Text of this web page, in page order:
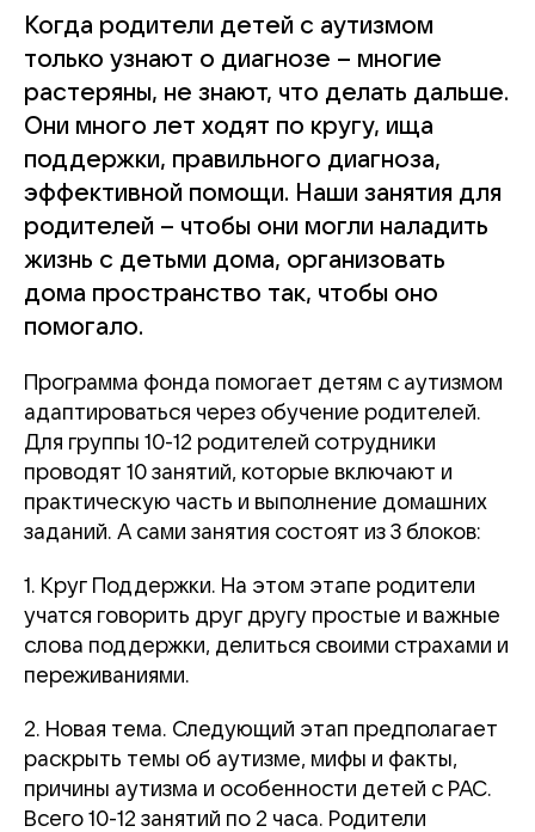
Когда родители детей с аутизмом
только узнают о диагнозе – многие
растеряны, не знают, что делать дальше.
Они много лет ходят по кругу, ища
поддержки, правильного диагноза,
эффективной помощи. Наши занятия для
родителей – чтобы они могли наладить
жизнь с детьми дома, организовать
дома пространство так, чтобы оно
помогало.
Программа фонда помогает детям с аутизмом
адаптироваться через обучение родителей.
Для группы 10-12 родителей сотрудники
проводят 10 занятий, которые включают и
практическую часть и выполнение домашних
заданий. А сами занятия состоят из 3 блоков:
1. Круг Поддержки. На этом этапе родители
учатся говорить друг другу простые и важные
слова поддержки, делиться своими страхами и
переживаниями.
2. Новая тема. Следующий этап предполагает
раскрыть темы об аутизме, мифы и факты,
причины аутизма и особенности детей с РАС.
Всего 10-12 занятий по 2 часа. Родители